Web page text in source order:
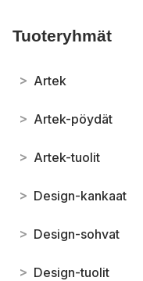
Tuoteryhmät
> Artek
> Artek-pöydät
> Artek-tuolit
> Design-kankaat
> Design-sohvat
> Design-tuolit